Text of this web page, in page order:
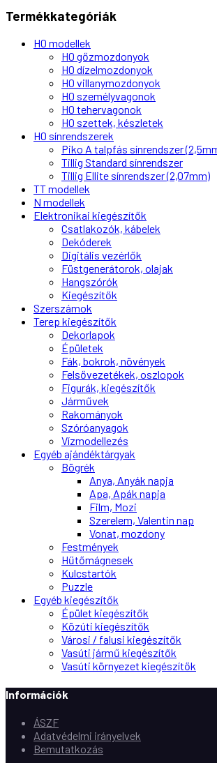
Termékkategóriák
H0 modellek
H0 gőzmozdonyok
H0 dízelmozdonyok
H0 villanymozdonyok
H0 személyvagonok
H0 tehervagonok
H0 szettek, készletek
H0 sínrendszerek
Piko A talpfás sínrendszer
Tillig Standard sínrendszer
Tillig Ellite sínrendszer (2,07mm)
TT modellek
N modellek
Elektronikai kiegészítők
Csatlakozók, kábelek
Dekóderek
Digitális vezérlők
Füstgenerátorok, olajak
Hangszórók
Kiegészítők
Szerszámok
Terep kiegészítők
Dekorlapok
Épületek
Fák, bokrok, növények
Felsővezetékek, oszlopok
Figurák, kiegészítők
Járművek
Rakományok
Szóróanyagok
Vízmodellezés
Egyéb ajándéktárgyak
Bögrék
Anya, Anyák napja
Apa, Apák napja
Film, Mozi
Szerelem, Valentin nap
Vonat, mozdony
Festmények
Hűtőmágnesek
Kulcstartók
Puzzle
Egyéb kiegészítők
Épület kiegészítők
Közúti kiegészítők
Városi / falusi kiegészítők
Vasúti jármű kiegészítők
Vasúti környezet kiegészítők
Információk
ÁSZF
Adatvédelmi irányelvek
Bemutatkozás